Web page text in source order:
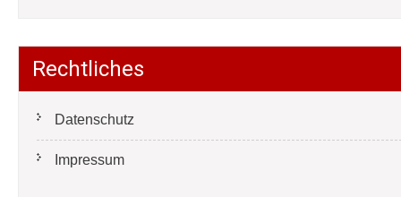
Rechtliches
Datenschutz
Impressum